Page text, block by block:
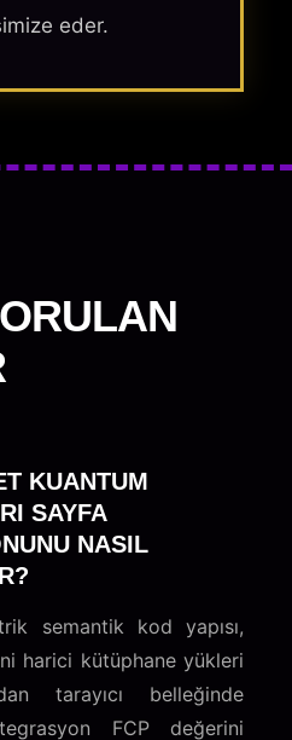
eder.
KUANTUM
SAYFA
NASIL
semantik kod yapısı,
harici kütüphane yükleri
tarayıcı belleğinde
FCP değerini